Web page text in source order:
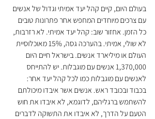
בעולם היום, קיים קהל יעד אמיתי וגדול של אנשים
עם צרכים מיוחדים המחפש אחר פתרונות טובים
כל הזמן. אחזור שוב: קהל יעד אמיתי. לא רזרבות,
לא שולי, אמיתי. בהערכה גסה, 15% מאוכלוסיית
העולם או מיליארד אנשים. בישראל חיים היום
1,370,000 אנשים עם מוגבלות. יש להתייחס
לאנשים עם מוגבלות כמו לכל קהל יעד אחר:
בכבוד ובכובד ראש. אנשים אשר איבדו מיכולתם
להשתמש ברגליהם, לדוגמא, לא איבדו את חוש
הטעם על הדרך, לא איבדו את התשוקה לדברים